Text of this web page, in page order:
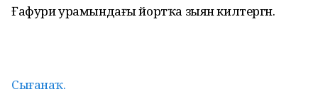
Ғафури урамындағы йортҡа зыян килтергән.
Сығанаҡ.